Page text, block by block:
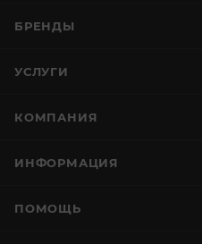
БРЕНДЫ
УСЛУГИ
КОМПАНИЯ
ИНФОРМАЦИЯ
ПОМОЩЬ